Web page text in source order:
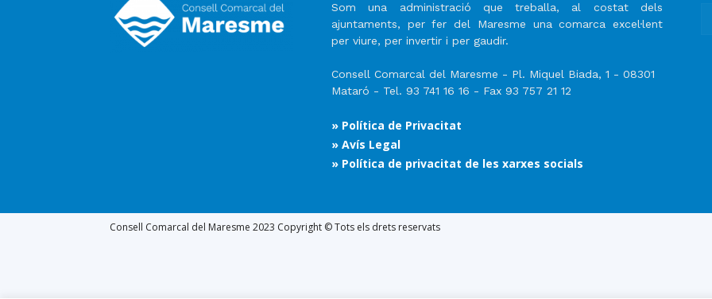
Som una administració que treballa, al costat dels
ajuntaments, per fer del Maresme una comarca excel·lent
per viure, per invertir i per gaudir.
Consell Comarcal del Maresme - Pl. Miquel Biada, 1 - 08301
Mataró - Tel. 93 741 16 16 - Fax 93 757 21 12
» Política de Privacitat
» Avís Legal
» Política de privacitat de les xarxes socials
Consell Comarcal del Maresme 2023 Copyright © Tots els drets reservats